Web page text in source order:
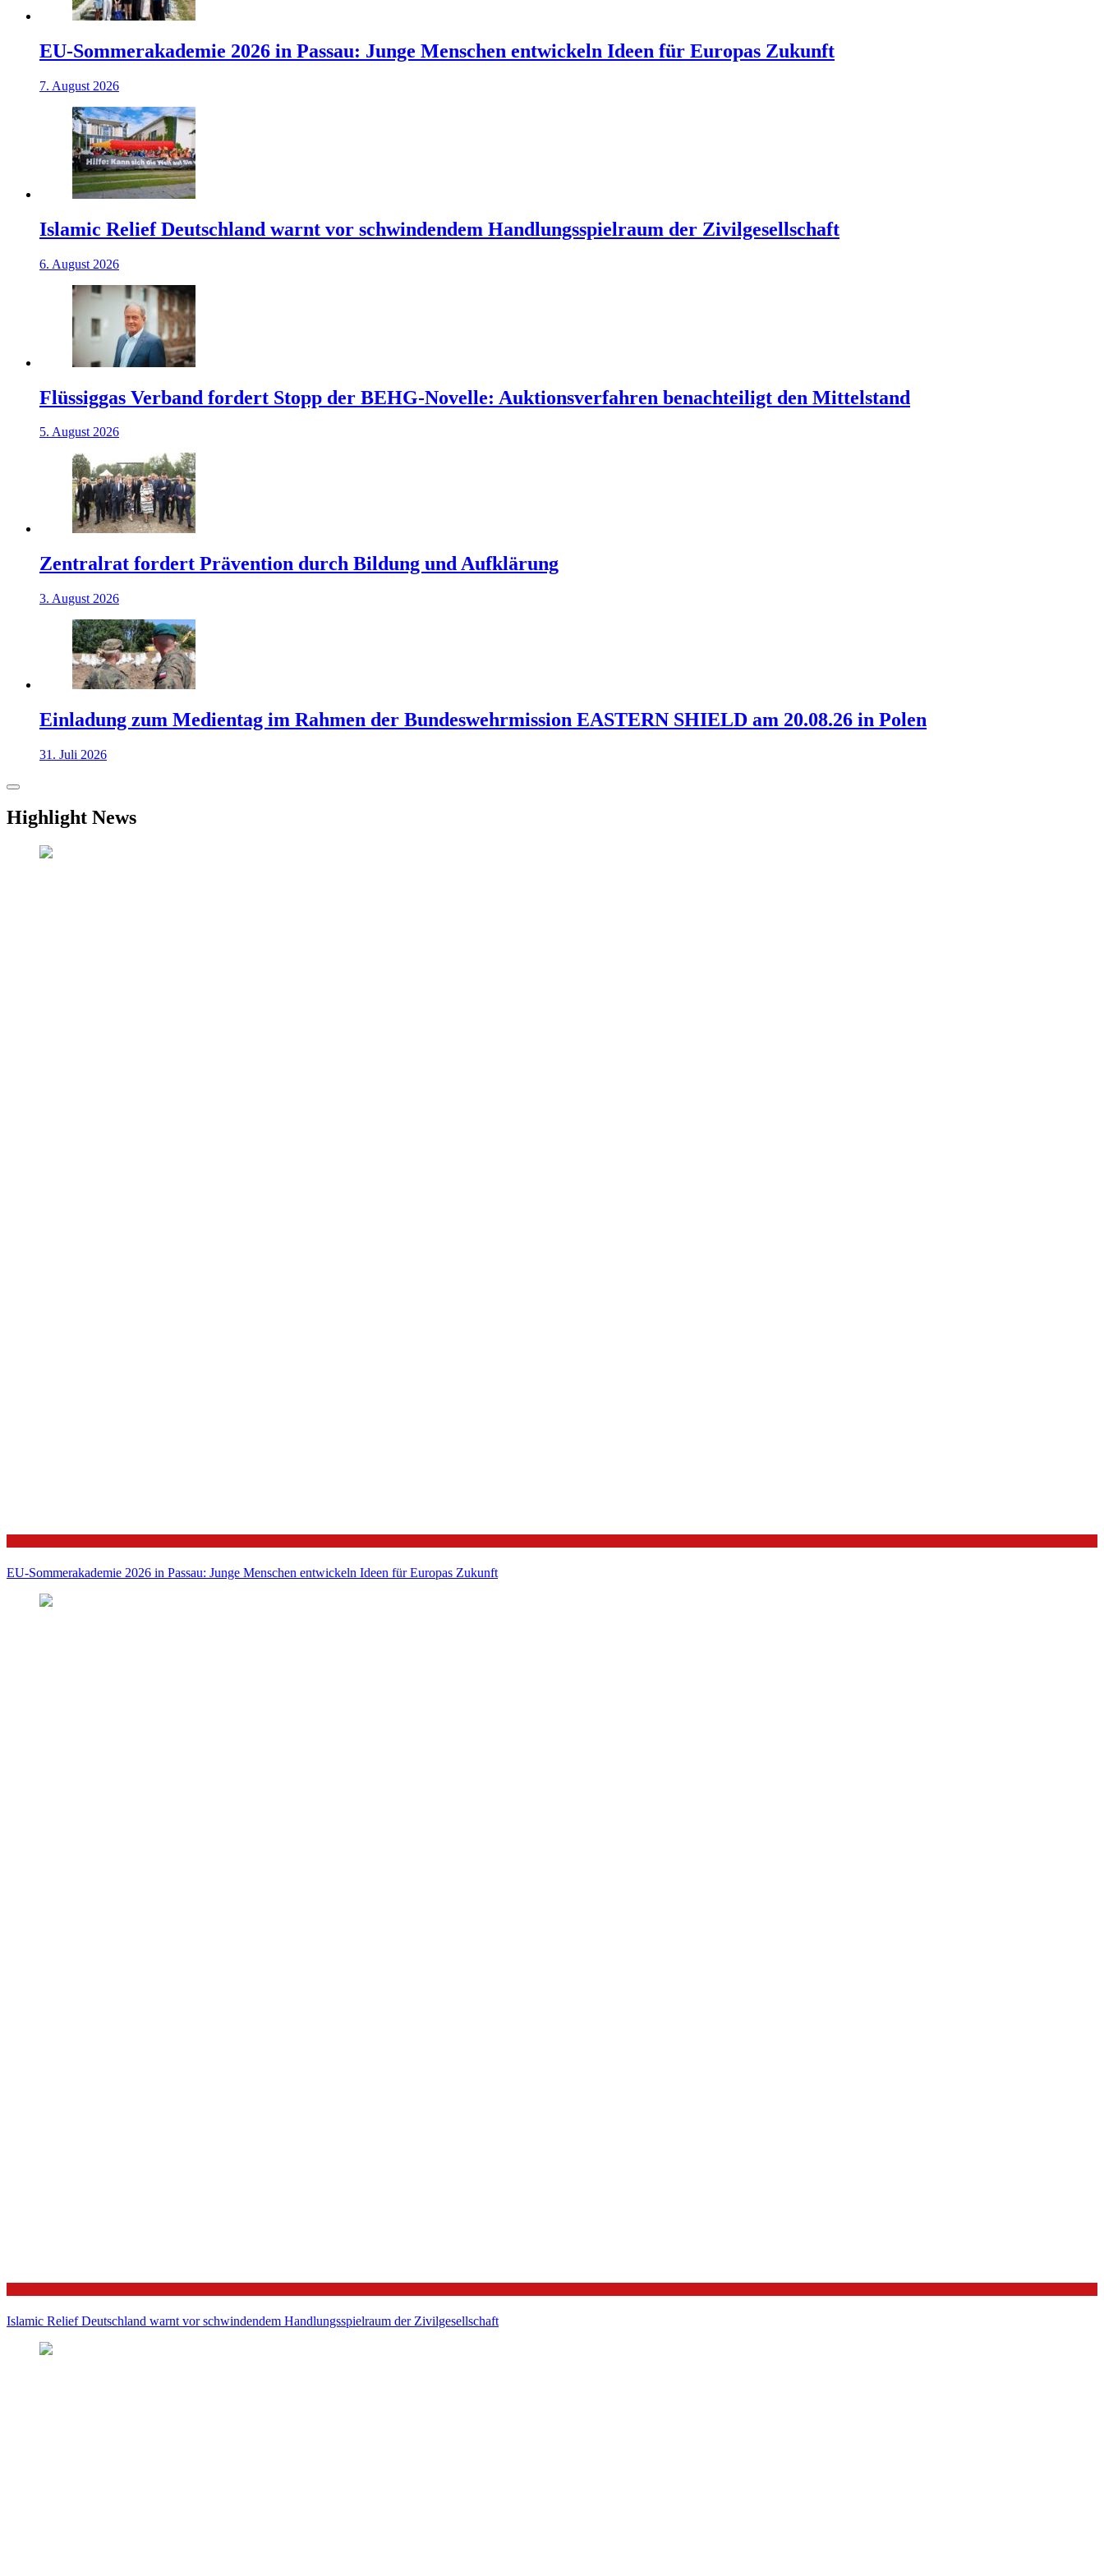
EU-Sommerakademie 2026 in Passau: Junge Menschen entwickeln Ideen für Europas Zukunft
7. August 2026
Islamic Relief Deutschland warnt vor schwindendem Handlungsspielraum der Zivilgesellschaft
6. August 2026
Flüssiggas Verband fordert Stopp der BEHG-Novelle: Auktionsverfahren benachteiligt den Mittelstand
5. August 2026
Zentralrat fordert Prävention durch Bildung und Aufklärung
3. August 2026
Einladung zum Medientag im Rahmen der Bundeswehrmission EASTERN SHIELD am 20.08.26 in Polen
31. Juli 2026
Highlight News
EU-Sommerakademie 2026 in Passau: Junge Menschen entwickeln Ideen für Europas Zukunft
Islamic Relief Deutschland warnt vor schwindendem Handlungsspielraum der Zivilgesellschaft